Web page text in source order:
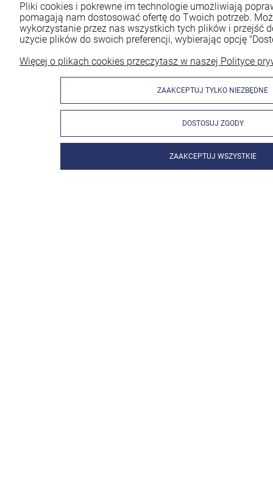
Pliki cookies i pokrewne im technologie umożliwiają
pomagają nam dostosować ofertę do Twoich potrzeb.
wykorzystanie przez nas wszystkich tych plików i przejść
użycie plików do swoich preferencji, wybierając opcję
Więcej o plikach cookies przeczytasz w naszej Polityce
ZAAKCEPTUJ TYLKO NIEZBĘDNE
DOSTOSUJ ZGODY
ZAAKCEPTUJ WSZYSTKIE